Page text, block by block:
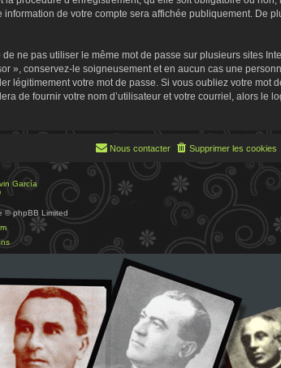
de votre compte sera affichée publiquement. De
ne pas utiliser le même mot de passe sur plusieurs sites
», conservez-le soigneusement et en aucun cas une
légitimement votre mot de passe. Si vous oubliez votre mot
de fournir votre nom d’utilisateur et votre courriel, alors le
Supprimer les cookies
Nous contacter
García
© phpBB Limited